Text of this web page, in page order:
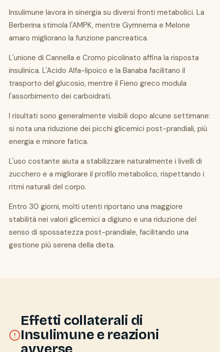
Insulimune lavora in sinergia su diversi fronti metabolici. La
Berberina stimola l'AMPK, mentre Gymnema e Melone
amaro migliorano la funzione pancreatica.
L'unione di Cannella e Cromo picolinato affina la risposta
insulinica. L'Acido Alfa-lipoico e la Banaba facilitano il
trasporto del glucosio, mentre il Fieno greco modula
l'assorbimento dei carboidrati.
I risultati sono generalmente visibili dopo alcune settimane:
si nota una riduzione dei picchi glicemici post-prandiali, più
energia e minore fatica.
L'uso costante aiuta a stabilizzare naturalmente i livelli di
zucchero e a migliorare il profilo metabolico, rispettando i
ritmi naturali del corpo.
Entro 30 giorni, molti utenti riportano una maggiore
stabilità nei valori glicemici a digiuno e una riduzione del
senso di spossatezza post-prandiale, facilitando una
gestione più serena della dieta.
Effetti collaterali di
Insulimune e reazioni